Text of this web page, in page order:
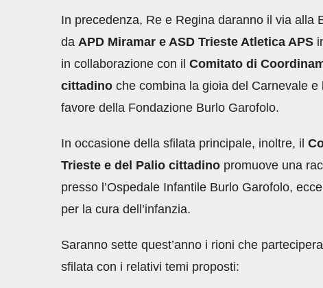
In precedenza, Re e Regina daranno il via alla
da APD Miramar e ASD Trieste Atletica APS
in collaborazione con il Comitato di
cittadino che combina la gioia del Carnevale
favore della Fondazione Burlo Garofolo.
In occasione della sfilata principale, inoltre, il
Trieste e del Palio cittadino promuove una
presso l’Ospedale Infantile Burlo Garofolo,
per la cura dell’infanzia.
Saranno sette quest’anno i rioni che
sfilata con i relativi temi proposti: